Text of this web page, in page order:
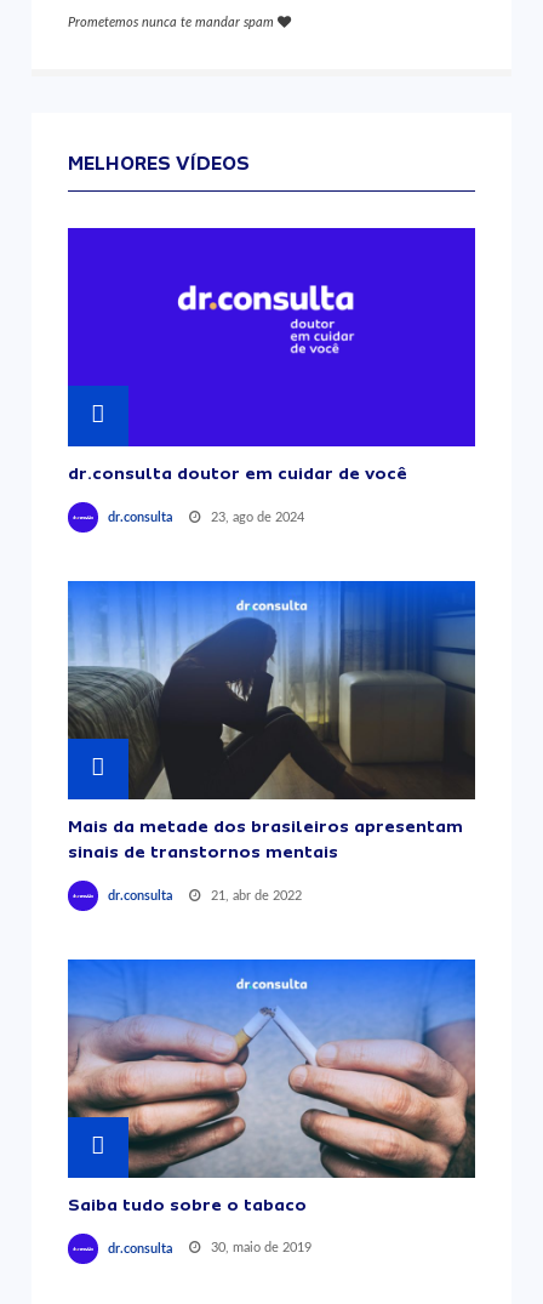
Prometemos nunca te mandar spam
MELHORES VÍDEOS
dr.consulta doutor em cuidar de você
dr.consulta 23, ago de 2024
Mais da metade dos brasileiros apresentam
sinais de transtornos mentais
dr.consulta 21, abr de 2022
Saiba tudo sobre o tabaco
dr.consulta 30, maio de 2019